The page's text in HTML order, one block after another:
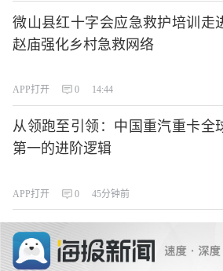
微山县红十字会应急救护培训走
赵庙强化乡村急救网络
APP打开 0 14:44
从领跑至引领：中国重汽重卡全
第一的进阶逻辑
APP打开 0 45分钟前